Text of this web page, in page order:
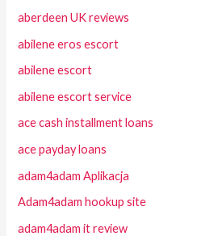
aberdeen UK reviews
abilene eros escort
abilene escort
abilene escort service
ace cash installment loans
ace payday loans
adam4adam Aplikacja
Adam4adam hookup site
adam4adam it review